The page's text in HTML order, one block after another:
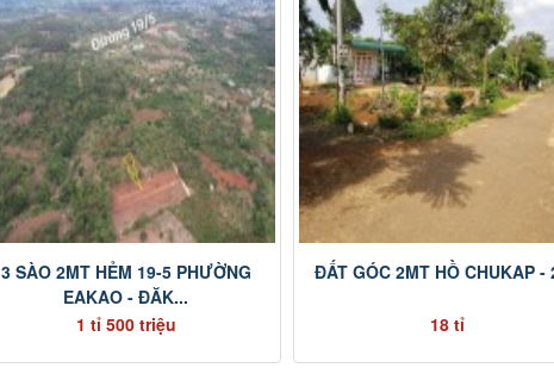
3 SÀO 2MT HẺM 19-5 PHƯỜNG
EAKAO - ĐĂK...
1 tỉ 500 triệu
ĐẤT GÓC 2MT HỒ CHUKAP -
18 tỉ